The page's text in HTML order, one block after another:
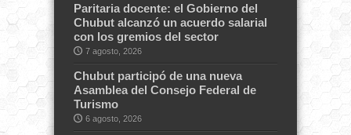
Paritaria docente: el Gobierno del
Chubut alcanzó un acuerdo salarial
con los gremios del sector
7 agosto, 2026
Chubut participó de una nueva
Asamblea del Consejo Federal de
Turismo
6 agosto, 2026